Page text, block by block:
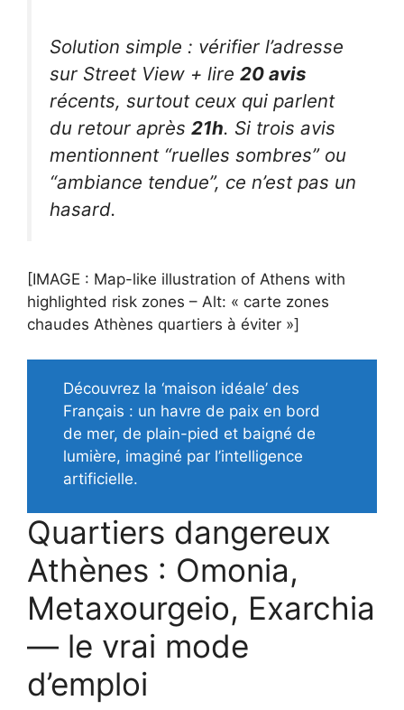
Solution simple : vérifier l’adresse
sur Street View + lire 20 avis
récents, surtout ceux qui parlent
du retour après 21h. Si trois avis
mentionnent “ruelles sombres” ou
“ambiance tendue”, ce n’est pas un
hasard.
[IMAGE : Map-like illustration of Athens with
highlighted risk zones – Alt: « carte zones
chaudes Athènes quartiers à éviter »]
Découvrez la ‘maison idéale’ des
Français : un havre de paix en bord
de mer, de plain-pied et baigné de
lumière, imaginé par l’intelligence
artificielle.
Quartiers dangereux
Athènes : Omonia,
Metaxourgeio, Exarchia
— le vrai mode
d’emploi